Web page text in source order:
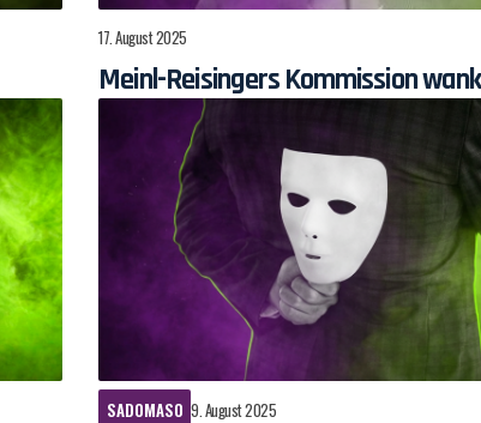
17. August 2025
Meinl-Reisingers Kommission
SADOMASO 9. August 2025